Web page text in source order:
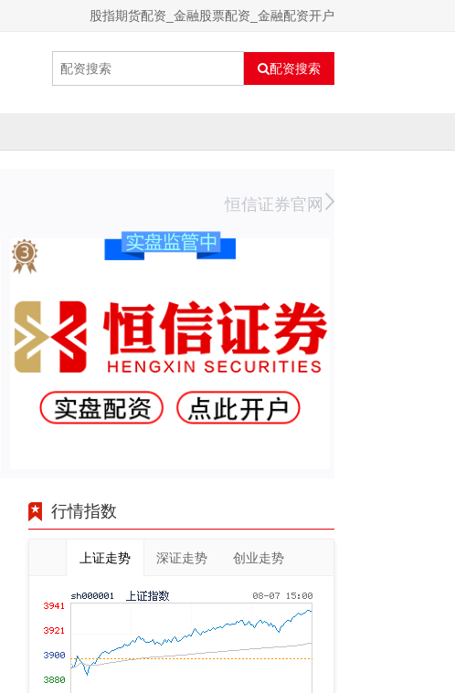
股指期货配资_金融股票配资_金融配资开户
配资搜索
恒信证券官网
行情指数
上证走势 深证走势 创业走势